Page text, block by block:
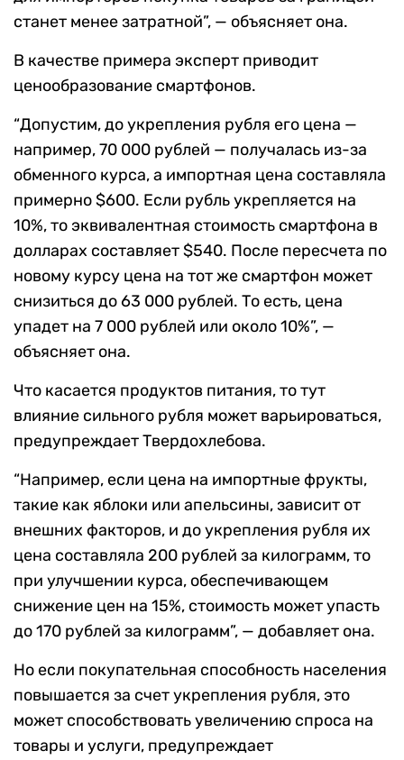
станет менее затратной”, — объясняет она.
В качестве примера эксперт приводит
ценообразование смартфонов.
“Допустим, до укрепления рубля его цена —
например, 70 000 рублей — получалась из-за
обменного курса, а импортная цена составляла
примерно $600. Если рубль укрепляется на
10%, то эквивалентная стоимость смартфона в
долларах составляет $540. После пересчета по
новому курсу цена на тот же смартфон может
снизиться до 63 000 рублей. То есть, цена
упадет на 7 000 рублей или около 10%”, —
объясняет она.
Что касается продуктов питания, то тут
влияние сильного рубля может варьироваться,
предупреждает Твердохлебова.
“Например, если цена на импортные фрукты,
такие как яблоки или апельсины, зависит от
внешних факторов, и до укрепления рубля их
цена составляла 200 рублей за килограмм, то
при улучшении курса, обеспечивающем
снижение цен на 15%, стоимость может упасть
до 170 рублей за килограмм”, — добавляет она.
Но если покупательная способность населения
повышается за счет укрепления рубля, это
может способствовать увеличению спроса на
товары и услуги, предупреждает